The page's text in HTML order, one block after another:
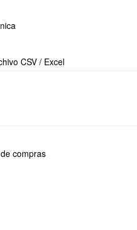
CSV / Excel
compras
de Búsqueda >